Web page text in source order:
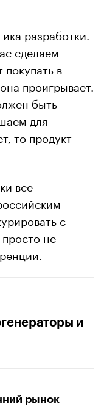
разработки.
сделаем
покупать в
проигрывает.
быть
для
то продукт
все
с
не
и
рынок